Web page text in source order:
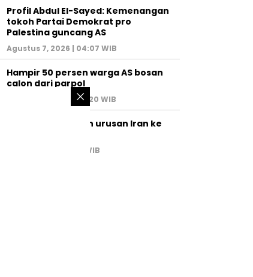
Profil Abdul El-Sayed: Kemenangan
tokoh Partai Demokrat pro
Palestina guncang AS
Agustus 7, 2026 | 04:07 WIB
Hampir 50 persen warga AS bosan
calon dari parpol
Agustus 6, 2026 | 07:20 WIB
PM Israel serahkan urusan Iran ke
Juli 31, 2026 | 02:47 WIB